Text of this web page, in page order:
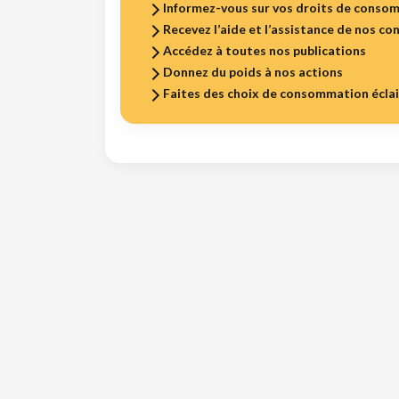
Informez-vous sur vos droits de
Recevez l’aide et l’assistance de nos
Accédez à toutes nos publications
Donnez du poids à nos actions
Faites des choix de consommation